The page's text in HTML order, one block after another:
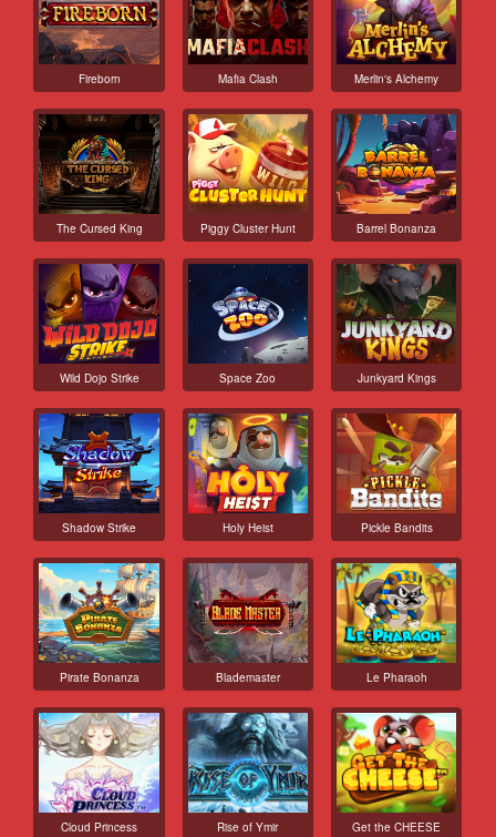
Fireborn Mafia Clash Merlin's Alchemy
The Cursed King Piggy Cluster Hunt Barrel Bonanza
Wild Dojo Strike Space Zoo Junkyard Kings
Shadow Strike Holy Heist Pickle Bandits
Pirate Bonanza Blademaster Le Pharaoh
Cloud Princess Rise of Ymir Get the CHEESE